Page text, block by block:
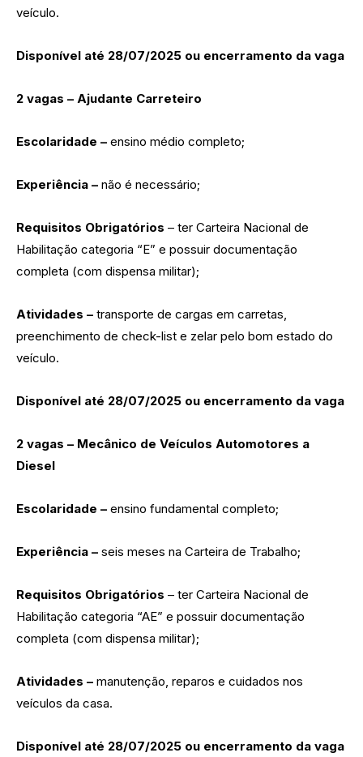
veículo.
Disponível até 28/07/2025 ou encerramento da vaga
2 vagas – Ajudante Carreteiro
Escolaridade – ensino médio completo;
Experiência – não é necessário;
Requisitos Obrigatórios – ter Carteira Nacional de
Habilitação categoria “E” e possuir documentação
completa (com dispensa militar);
Atividades – transporte de cargas em carretas,
preenchimento de check-list e zelar pelo bom estado do
veículo.
Disponível até 28/07/2025 ou encerramento da vaga
2 vagas – Mecânico de Veículos Automotores a
Diesel
Escolaridade – ensino fundamental completo;
Experiência – seis meses na Carteira de Trabalho;
Requisitos Obrigatórios – ter Carteira Nacional de
Habilitação categoria “AE” e possuir documentação
completa (com dispensa militar);
Atividades – manutenção, reparos e cuidados nos
veículos da casa.
Disponível até 28/07/2025 ou encerramento da vaga